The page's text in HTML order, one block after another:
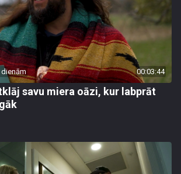
00:03:44
savu miera oāzi, kur labprāt